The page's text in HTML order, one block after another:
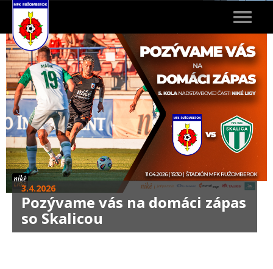
Toggle
3.4.2026
Pozývame vás na domáci zápas
so Skalicou